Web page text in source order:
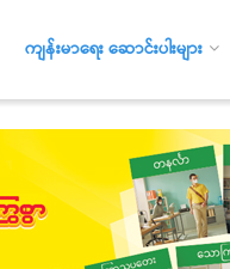
ကျန်းမာရေး ဆောင်းပါးများ